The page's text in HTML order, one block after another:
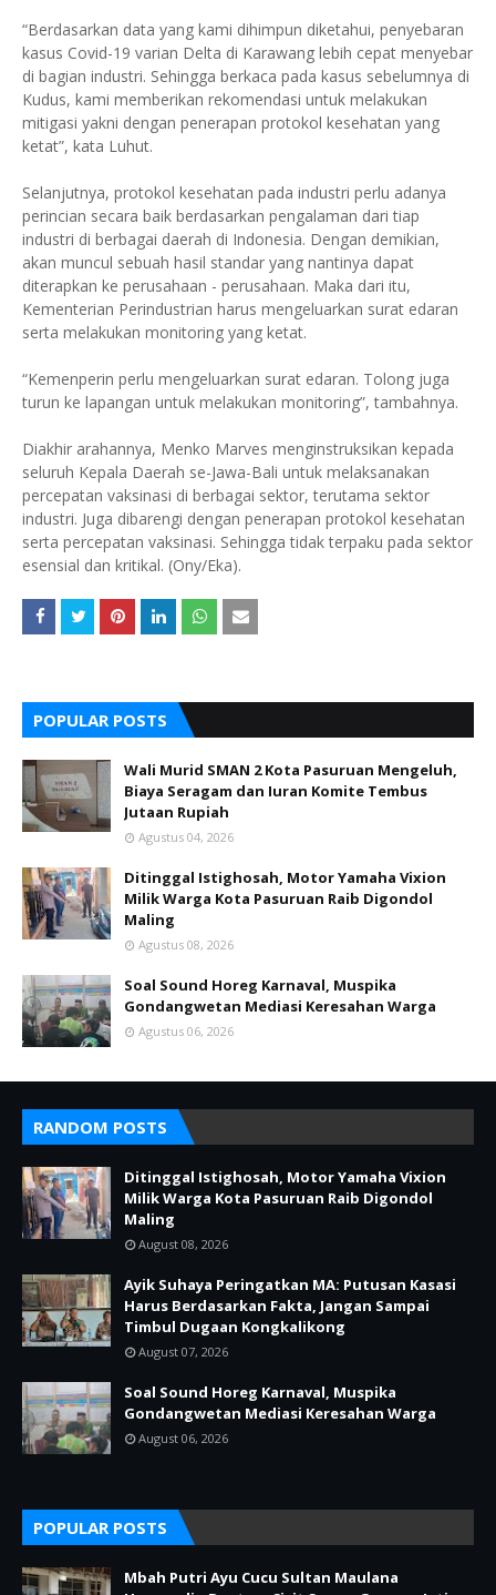
“Berdasarkan data yang kami dihimpun diketahui, penyebaran
kasus Covid-19 varian Delta di Karawang lebih cepat menyebar
di bagian industri. Sehingga berkaca pada kasus sebelumnya di
Kudus, kami memberikan rekomendasi untuk melakukan
mitigasi yakni dengan penerapan protokol kesehatan yang
ketat”, kata Luhut.
Selanjutnya, protokol kesehatan pada industri perlu adanya
perincian secara baik berdasarkan pengalaman dari tiap
industri di berbagai daerah di Indonesia. Dengan demikian,
akan muncul sebuah hasil standar yang nantinya dapat
diterapkan ke perusahaan - perusahaan. Maka dari itu,
Kementerian Perindustrian harus mengeluarkan surat edaran
serta melakukan monitoring yang ketat.
“Kemenperin perlu mengeluarkan surat edaran. Tolong juga
turun ke lapangan untuk melakukan monitoring”, tambahnya.
Diakhir arahannya, Menko Marves menginstruksikan kepada
seluruh Kepala Daerah se-Jawa-Bali untuk melaksanakan
percepatan vaksinasi di berbagai sektor, terutama sektor
industri. Juga dibarengi dengan penerapan protokol kesehatan
serta percepatan vaksinasi. Sehingga tidak terpaku pada sektor
esensial dan kritikal. (Ony/Eka).
POPULAR POSTS
Wali Murid SMAN 2 Kota Pasuruan Mengeluh,
Biaya Seragam dan Iuran Komite Tembus
Jutaan Rupiah
Agustus 04, 2026
Ditinggal Istighosah, Motor Yamaha Vixion
Milik Warga Kota Pasuruan Raib Digondol
Maling
Agustus 08, 2026
Soal Sound Horeg Karnaval, Muspika
Gondangwetan Mediasi Keresahan Warga
Agustus 06, 2026
RANDOM POSTS
Ditinggal Istighosah, Motor Yamaha Vixion
Milik Warga Kota Pasuruan Raib Digondol
Maling
August 08, 2026
Ayik Suhaya Peringatkan MA: Putusan Kasasi
Harus Berdasarkan Fakta, Jangan Sampai
Timbul Dugaan Kongkalikong
August 07, 2026
Soal Sound Horeg Karnaval, Muspika
Gondangwetan Mediasi Keresahan Warga
August 06, 2026
POPULAR POSTS
Mbah Putri Ayu Cucu Sultan Maulana